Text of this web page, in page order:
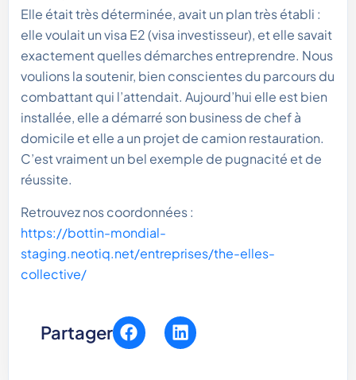
Elle était très déterminée, avait un plan très établi :
elle voulait un visa E2 (visa investisseur), et elle savait
exactement quelles démarches entreprendre. Nous
voulions la soutenir, bien conscientes du parcours du
combattant qui l’attendait. Aujourd’hui elle est bien
installée, elle a démarré son business de chef à
domicile et elle a un projet de camion restauration.
C’est vraiment un bel exemple de pugnacité et de
réussite.
Retrouvez nos coordonnées :
https://bottin-mondial-
staging.neotiq.net/entreprises/the-elles-
collective/
Partager